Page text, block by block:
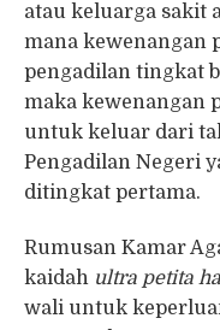
atau keluarga sakit
mana kewenangan
pengadilan tingkat
maka kewenangan
untuk keluar dari
Pengadilan Negeri
ditingkat pertama.
Rumusan Kamar
kaidah ultra petita
wali untuk